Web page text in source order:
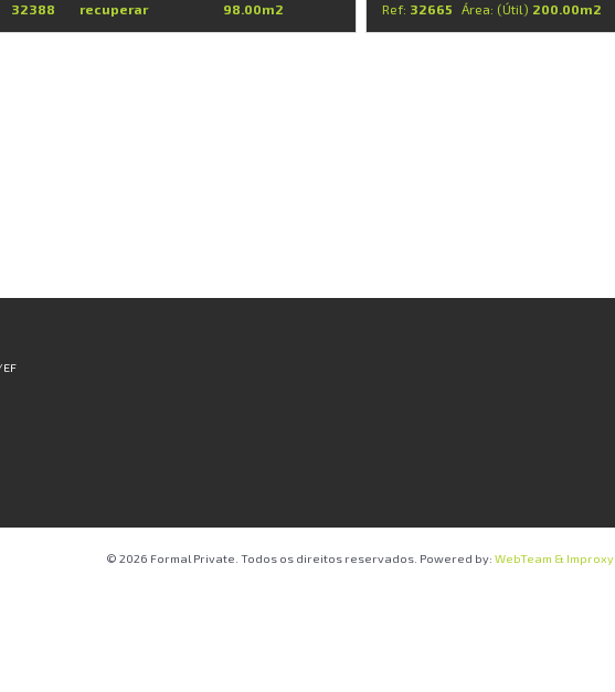
32388
recuperar
98.00m2
Ref: 32665 Área: (Útil) 200.00m2
© 2026 Formal Private. Todos os direitos reservados. Powered by: WebTeam & Improxy.